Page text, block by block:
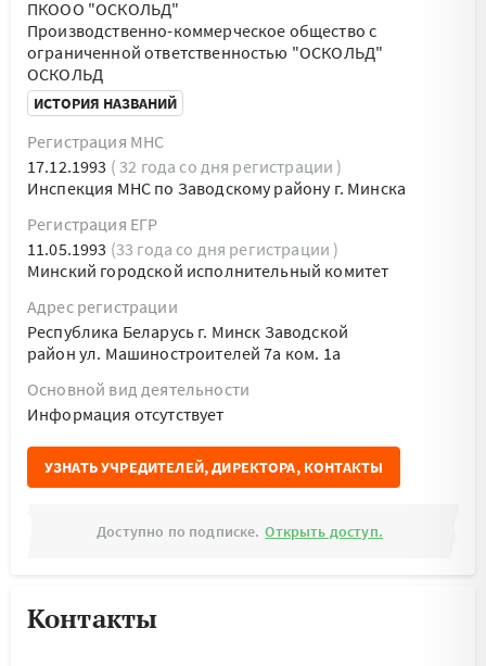
ПКООО "ОСКОЛЬД"
Производственно-коммерческое общество с
ограниченной ответственностью "ОСКОЛЬД"
ОСКОЛЬД
ИСТОРИЯ НАЗВАНИЙ
Регистрация МНС
17.12.1993 ( 32 года со дня регистрации )
Инспекция МНС по Заводскому району г. Минска
Регистрация ЕГР
11.05.1993 (33 года со дня регистрации )
Минский городской исполнительный комитет
Адрес регистрации
Республика Беларусь г. Минск Заводской
район ул. Машиностроителей 7а ком. 1а
Основной вид деятельности
Информация отсутствует
УЗНАТЬ УЧРЕДИТЕЛЕЙ, ДИРЕКТОРА, КОНТАКТЫ
Доступно по подписке. Открыть доступ.
Контакты